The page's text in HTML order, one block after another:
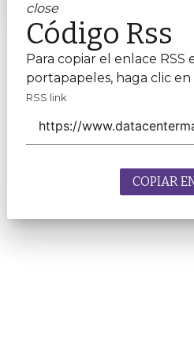
close
Código Rss
Para copiar el enlace RSS
portapapeles, haga clic
RSS link
COPIAR